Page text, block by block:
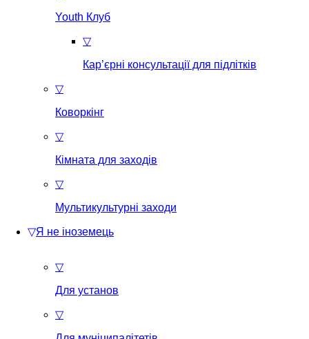
Youth Клуб
▽
Кар’єрні консультації для підлітків
▽
Коворкінг
▽
Кімната для заходів
▽
Мультикультурні заходи
▽Я не іноземець
▽
Для установ
▽